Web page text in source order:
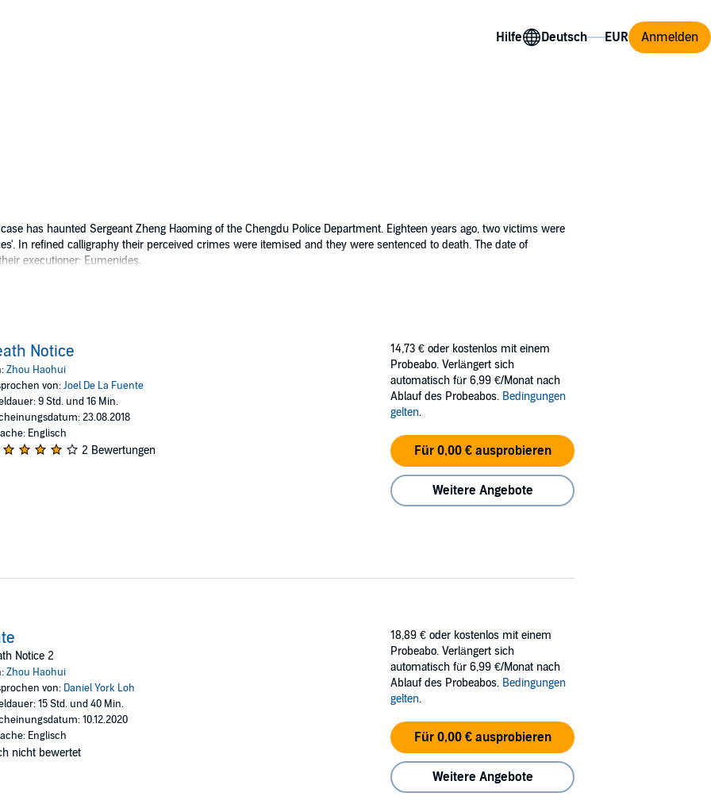
Hilfe Anmelden
has haunted Sergeant Zheng Haoming of the Chengdu Police Department. Eighteen years ago, two victims were
In refined calligraphy their perceived crimes were itemised and they were sentenced to death. The date of
executioner: Eumenides.
serial killer resurfaced? Perhaps modern police techniques – criminal profiling, online surveillance and SWAT quick
evaded justice? Or perhaps the killer is more than a match for whatever the Chengdu Police Department can
Notice is a hi-octane, hi-concept, cat-and-mouse thriller that adds an exhilarating new gear to the police
Notice
Zhou Haohui
von:Joel De La Fuente
9 Std. und 16 Min.
23.08.2018
Englisch
2 Bewertungen
14,73 € oder kostenlos mit einem
Probeabo. Verlängert sich
automatisch für 6,99 €/Monat nach
Ablauf des Probeabos. Bedingungen
gelten.
Für 0,00 € ausprobieren
Weitere Angebote
Notice 2
Zhou Haohui
von: Daniel York Loh
15 Std. und 40 Min.
10.12.2020
Englisch
nicht bewertet
18,89 € oder kostenlos mit einem
Probeabo. Verlängert sich
automatisch für 6,99 €/Monat nach
Ablauf des Probeabos. Bedingungen
gelten.
Für 0,00 € ausprobieren
Weitere Angebote